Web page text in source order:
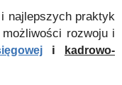
najlepszych praktyk
możliwości rozwoju i
i
kadrowo-